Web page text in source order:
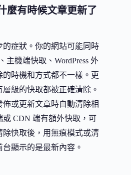
麼有時候文章更新了
症狀。你的網站可能同時
主機端快取、WordPress 外
時機和方式都不一樣。更
級的快取都被正確清除。
或更新文章時自動清除相
CDN 端有額外快取，可
快取後，用無痕模式或清
顯示的是最新內容。